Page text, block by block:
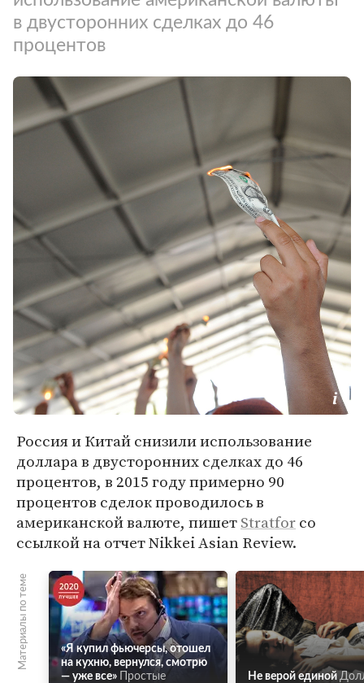
в двусторонних сделках до 46
процентов
Россия и Китай снизили использование
доллара в двусторонних сделках до 46
процентов, в 2015 году примерно 90
процентов сделок проводилось в
американской валюте, пишетStratforсо
ссылкой на отчет Nikkei Asian Review.
Материалы по теме
«Я купил фьючерсы, отошел
на кухню, вернулся, смотрю
— уже все»
Простые
Не верой единой